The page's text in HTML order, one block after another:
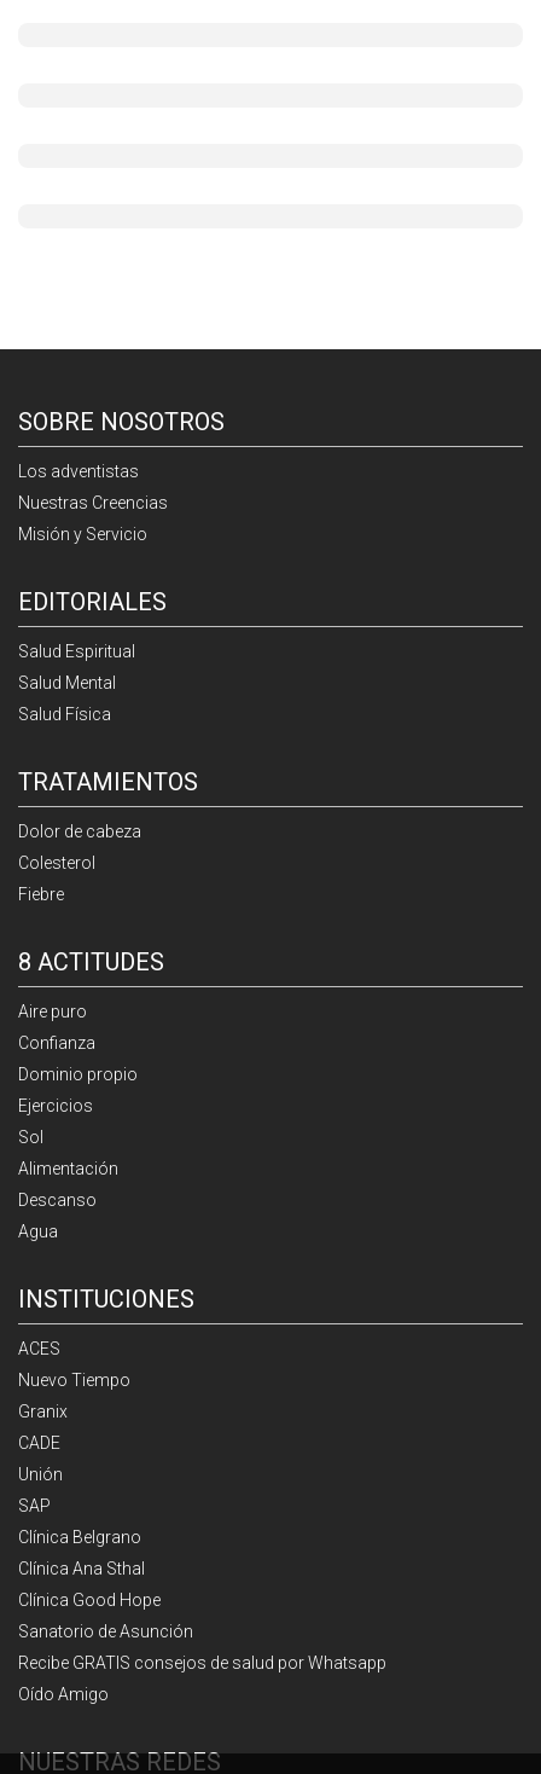
SOBRE NOSOTROS
Los adventistas
Nuestras Creencias
Misión y Servicio
EDITORIALES
Salud Espiritual
Salud Mental
Salud Física
TRATAMIENTOS
Dolor de cabeza
Colesterol
Fiebre
8 ACTITUDES
Aire puro
Confianza
Dominio propio
Ejercicios
Sol
Alimentación
Descanso
Agua
INSTITUCIONES
ACES
Nuevo Tiempo
Granix
CADE
Unión
SAP
Clínica Belgrano
Clínica Ana Sthal
Clínica Good Hope
Sanatorio de Asunción
Recibe GRATIS consejos de salud por Whatsapp
Oído Amigo
NUESTRAS REDES